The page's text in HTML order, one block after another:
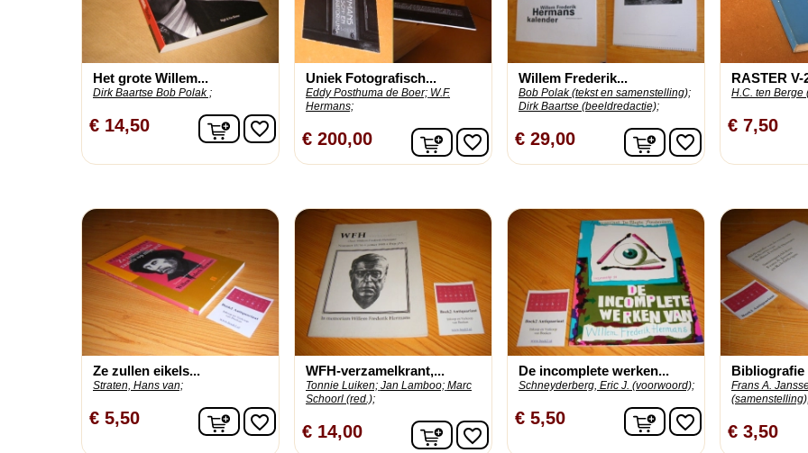
Het grote Willem...
Dirk Baartse Bob Polak ;
€ 14,50 In winkelwagen
favorite_border
Uniek Fotografisch...
Eddy Posthuma de Boer; W.F.
Hermans;
€ 200,00 In winkelwagen
favorite_border
Willem Frederik...
Bob Polak (tekst en samenstelling);
Dirk Baartse (beeldredactie);
€ 29,00 In winkelwagen
favorite_border
RASTER V-
H.C. ten Berge
€ 7,50
Ze zullen eikels...
Straten, Hans van;
€ 5,50 In winkelwagen
favorite_border
WFH-verzamelkrant,...
Tonnie Luiken; Jan Lamboo; Marc
Schoorl (red.);
€ 14,00 In winkelwagen
favorite_border
De incomplete werken...
Schneyderberg, Eric J. (voorwoord);
€ 5,50 In winkelwagen
favorite_border
Bibliografie
Frans A.
€ 3,50